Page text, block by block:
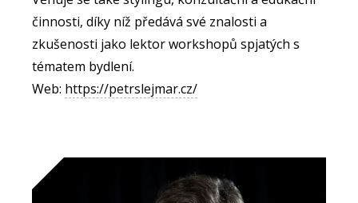
činnosti, díky níž předává své znalosti a
zkušenosti jako lektor workshopů spjatých s
tématem bydlení.
Web: https://petrslejmar.cz/